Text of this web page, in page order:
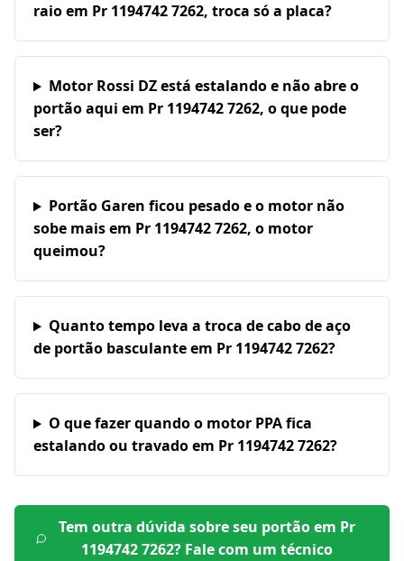
raio em Pr 1194742 7262, troca só a placa?
Motor Rossi DZ está estalando e não abre o
portão aqui em Pr 1194742 7262, o que pode
ser?
Portão Garen ficou pesado e o motor não
sobe mais em Pr 1194742 7262, o motor
queimou?
Quanto tempo leva a troca de cabo de aço
de portão basculante em Pr 1194742 7262?
O que fazer quando o motor PPA fica
estalando ou travado em Pr 1194742 7262?
Tem outra dúvida sobre seu portão em Pr
1194742 7262? Fale com um técnico